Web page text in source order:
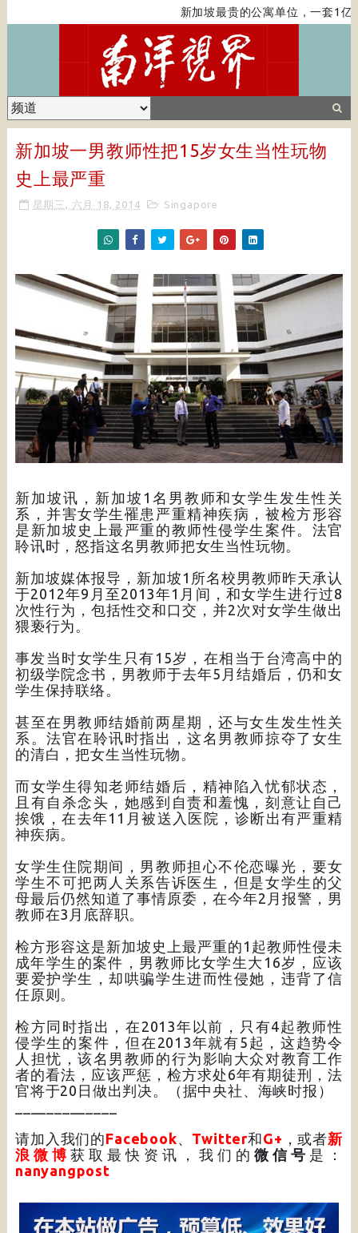
新加坡最贵的公寓单位，一套1亿
新加坡一男教师性把15岁女生当性玩物
史上最严重
星期三, 六月 18, 2014 Singapore
新加坡讯，新加坡1名男教师和女学生发生性关
系，并害女学生罹患严重精神疾病，被检方形容
是新加坡史上最严重的教师性侵学生案件。法官
聆讯时，怒指这名男教师把女生当性玩物。
新加坡媒体报导，新加坡1所名校男教师昨天承认
于2012年9月至2013年1月间，和女学生进行过8
次性行为，包括性交和口交，并2次对女学生做出
猥亵行为。
事发当时女学生只有15岁，在相当于台湾高中的
初级学院念书，男教师于去年5月结婚后，仍和女
学生保持联络。
甚至在男教师结婚前两星期，还与女生发生性关
系。法官在聆讯时指出，这名男教师掠夺了女生
的清白，把女生当性玩物。
而女学生得知老师结婚后，精神陷入忧郁状态，
且有自杀念头，她感到自责和羞愧，刻意让自己
挨饿，在去年11月被送入医院，诊断出有严重精
神疾病。
女学生住院期间，男教师担心不伦恋曝光，要女
学生不可把两人关系告诉医生，但是女学生的父
母最后仍然知道了事情原委，在今年2月报警，男
教师在3月底辞职。
检方形容这是新加坡史上最严重的1起教师性侵未
成年学生的案件，男教师比女学生大16岁，应该
要爱护学生，却哄骗学生进而性侵她，违背了信
任原则。
检方同时指出，在2013年以前，只有4起教师性
侵学生的案件，但在2013年就有5起，这趋势令
人担忧，该名男教师的行为影响大众对教育工作
者的看法，应该严惩，检方求处6年有期徒刑，法
官将于20日做出判决。（据中央社、海峡时报）
请加入我们的Facebook Twitter和G+ ，或者新
浪微博 获取最快资讯，我们的微信号 是：
nanyangpost